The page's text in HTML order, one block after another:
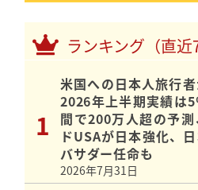
ランキング（直近
米国への日本人旅行者
2026年上半期実績は
間で200万人超の予
ドUSAが日本強化、
バサダー任命も
2026年7月31日